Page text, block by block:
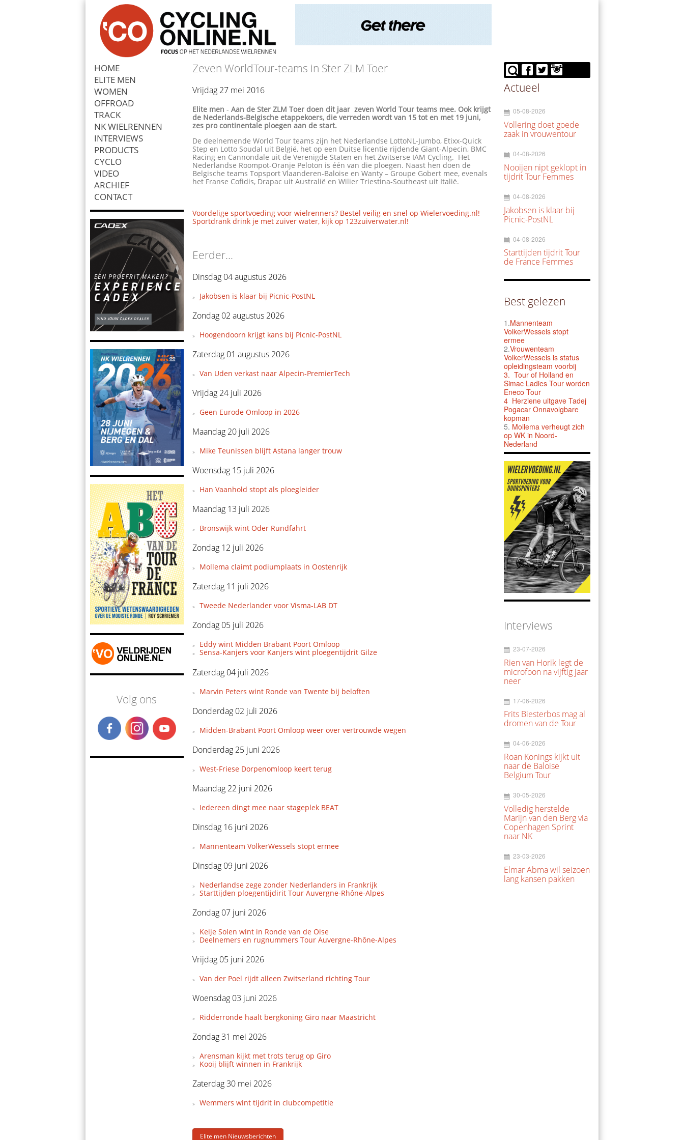
HOME
ELITE MEN
WOMEN
OFFROAD
TRACK
NK WIELRENNEN
INTERVIEWS
PRODUCTS
CYCLO
VIDEO
ARCHIEF
CONTACT
Zoek
Volg ons
Zeven WorldTour-teams in Ster ZLM Toer
Vrijdag 27 mei 2016
Elite men -Aan de Ster ZLM Toer doen dit jaar zeven World Tour teams mee. Ook krijgt
de Nederlands-Belgische etappekoers, die verreden wordt van 15 tot en met 19 juni,
zes pro continentale ploegen aan de start.
De deelnemende World Tour teams zijn het Nederlandse LottoNL-Jumbo, Etixx-Quick
Step en Lotto Soudal uit België, het op een Duitse licentie rijdende Giant-Alpecin, BMC
Racing en Cannondale uit de Verenigde Staten en het Zwitserse IAM Cycling. Het
Nederlandse Roompot-Oranje Peloton is één van die ploegen. Naast hen doen de
Belgische teams Topsport Vlaanderen-Baloise en Wanty – Groupe Gobert mee, evenals
het Franse Cofidis, Drapac uit Australië en Wilier Triestina-Southeast uit Italië.
Voordelige sportvoeding voor wielrenners? Bestel veilig en snel op Wielervoeding.nl!
Sportdrank drink je met zuiver water, kijk op 123zuiverwater.nl!
Eerder...
Dinsdag 04 augustus 2026
Jakobsen is klaar bij Picnic-PostNL
Zondag 02 augustus 2026
Hoogendoorn krijgt kans bij Picnic-PostNL
Zaterdag 01 augustus 2026
Van Uden verkast naar Alpecin-PremierTech
Vrijdag 24 juli 2026
Geen Eurode Omloop in 2026
Maandag 20 juli 2026
Mike Teunissen blijft Astana langer trouw
Woensdag 15 juli 2026
Han Vaanhold stopt als ploegleider
Maandag 13 juli 2026
Bronswijk wint Oder Rundfahrt
Zondag 12 juli 2026
Mollema claimt podiumplaats in Oostenrijk
Zaterdag 11 juli 2026
Tweede Nederlander voor Visma-LAB DT
Zondag 05 juli 2026
Eddy wint Midden Brabant Poort Omloop
Sensa-Kanjers voor Kanjers wint ploegentijdrit Gilze
Zaterdag 04 juli 2026
Marvin Peters wint Ronde van Twente bij beloften
Donderdag 02 juli 2026
Midden-Brabant Poort Omloop weer over vertrouwde wegen
Donderdag 25 juni 2026
West-Friese Dorpenomloop keert terug
Maandag 22 juni 2026
Iedereen dingt mee naar stageplek BEAT
Dinsdag 16 juni 2026
Mannenteam VolkerWessels stopt ermee
Dinsdag 09 juni 2026
Nederlandse zege zonder Nederlanders in Frankrijk
Starttijden ploegentijdirit Tour Auvergne-Rhône-Alpes
Zondag 07 juni 2026
Keije Solen wint in Ronde van de Oise
Deelnemers en rugnummers Tour Auvergne-Rhône-Alpes
Vrijdag 05 juni 2026
Van der Poel rijdt alleen Zwitserland richting Tour
Woensdag 03 juni 2026
Ridderronde haalt bergkoning Giro naar Maastricht
Zondag 31 mei 2026
Arensman kijkt met trots terug op Giro
Kooij blijft winnen in Frankrijk
Zaterdag 30 mei 2026
Wemmers wint tijdrit in clubcompetitie
Elite men Nieuwsberichten
Actueel
05-08-2026
Vollering doet goede
zaak in vrouwentour
04-08-2026
Nooijen nipt geklopt in
tijdrit Tour Femmes
04-08-2026
Jakobsen is klaar bij
Picnic-PostNL
04-08-2026
Starttijden tijdrit Tour
de France Femmes
Best gelezen
1.Mannenteam
VolkerWessels stopt
ermee
2.Vrouwenteam
VolkerWessels is status
opleidingsteam voorbij
3. Tour of Holland en
Simac Ladies Tour worden
Eneco Tour
4 Herziene uitgave Tadej
Pogacar Onnavolgbare
kopman
5. Mollema verheugt zich
op WK in Noord-
Nederland
Interviews
23-07-2026
Rien van Horik legt de
microfoon na vijftig jaar
neer
17-06-2026
Frits Biesterbos mag al
dromen van de Tour
04-06-2026
Roan Konings kijkt uit
naar de Baloise
Belgium Tour
30-05-2026
Volledig herstelde
Marijn van den Berg via
Copenhagen Sprint
naar NK
23-03-2026
Elmar Abma wil seizoen
lang kansen pakken